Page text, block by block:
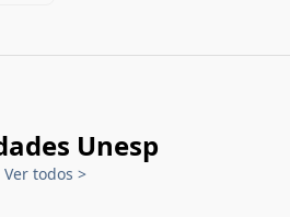
Unesp
Ver todos >